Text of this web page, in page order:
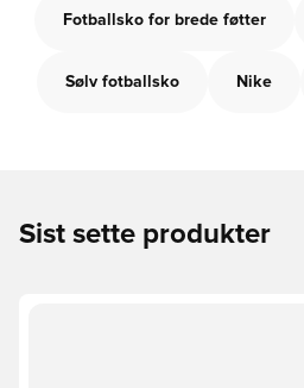
Fotballsko for brede føtter
Sølv fotballsko Nike
Sist sette produkter